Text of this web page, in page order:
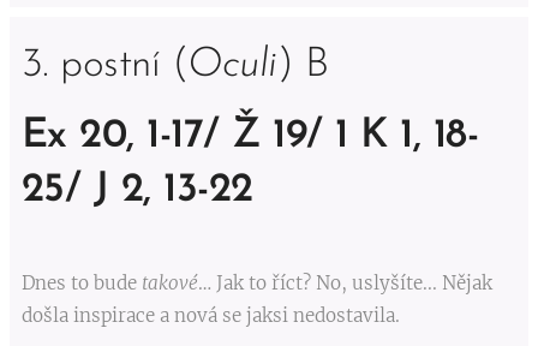
3. postní ( Oculi) B
Ex 20, 1-17/ Ž 19/ 1 K 1, 18-
25/ J 2, 13-22
Dnes to bude takové… Jak to říct? No, uslyšíte... Nějak
došla inspirace a nová se jaksi nedostavila.